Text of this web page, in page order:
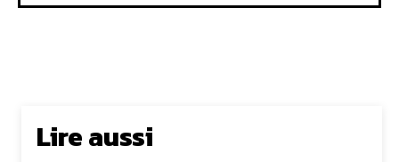
Lire aussi